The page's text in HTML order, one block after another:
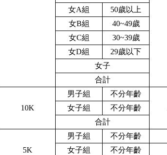
女A組
50歲以上
女B組
40~49歲
女C組
30~39歲
女D組
29歲以下
女子
合計
10K
男子組
不分年齡
女子組
不分年齡
合計
5K
男子組 不分年齡
女子組
不分年齡